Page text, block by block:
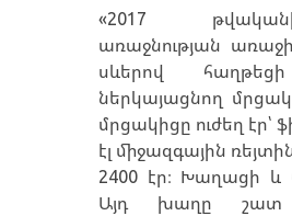
«2017
առաջնության
սևերով
ներկայացնող
մրցակիցը ուժեղ էր՝
էլ միջազգային
2400 էր։ Խաղացի
Այդ խաղը շատ